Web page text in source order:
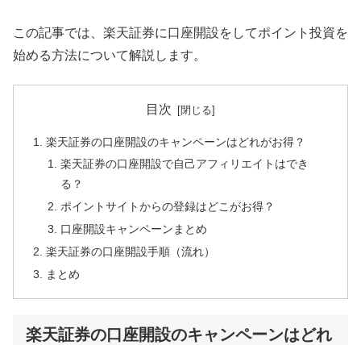
この記事では、楽天証券に口座開設をしてポイント投資を
始める方法について解説します。
目次
楽天証券の口座開設のキャンペーンはどれがお得？
楽天証券の口座開設で自己アフィリエイトはでき
る？
ポイントサイトからの登録はどこがお得？
口座開設キャンペーンまとめ
楽天証券の口座開設手順（流れ）
まとめ
楽天証券の口座開設のキャンペーンはどれ